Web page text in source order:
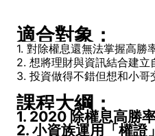
適合對象：
1. 對除權息還無法掌握高勝
2. 想將理財與資訊結合建立
3. 投資做得不錯但想和小
課程大綱：
1. 2020 除權息高勝
2. 小資族運用「權證